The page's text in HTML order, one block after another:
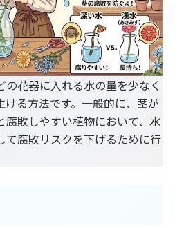
花器に入れる水の量を少なく
ける方法です。一般的に、茎が
腐敗しやすい植物において、水
て腐敗リスクを下げるために行